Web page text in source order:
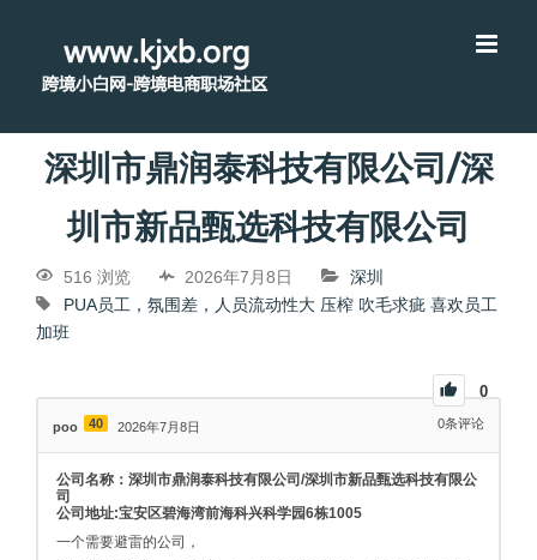
深圳市鼎润泰科技有限公司/深
圳市新品甄选科技有限公司
516 浏览 2026年7月8日
深圳
PUA员工，氛围差，人员流动性大 压榨 吹毛求疵 喜欢员工
加班
0
poo 40 2026年7月8日 0条评论
公司名称：深圳市鼎润泰科技有限公司/深圳市新品甄选科技有限公
司
公司地址:宝安区碧海湾前海科兴科学园6栋1005
一个需要避雷的公司，